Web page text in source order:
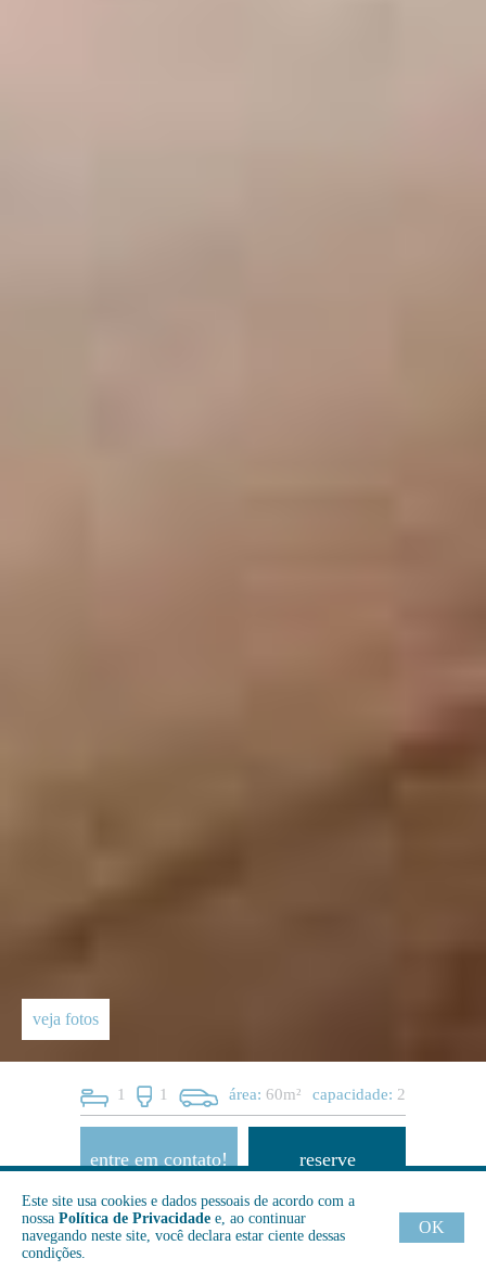
veja fotos
1 1 área: 60m² capacidade: 2
entre em contato! reserve
Semanal Mensal Quadrienal
Este site usa cookies e dados pessoais de acordo com a
nossa Política de Privacidade e, ao continuar
navegando neste site, você declara estar ciente dessas
condições.
OK